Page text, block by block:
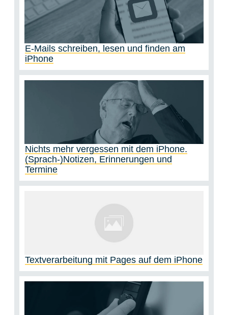
E-Mails schreiben, lesen und finden am
iPhone
Nichts mehr vergessen mit dem iPhone.
(Sprach-)Notizen, Erinnerungen und
Termine
Textverarbeitung mit Pages auf dem iPhone